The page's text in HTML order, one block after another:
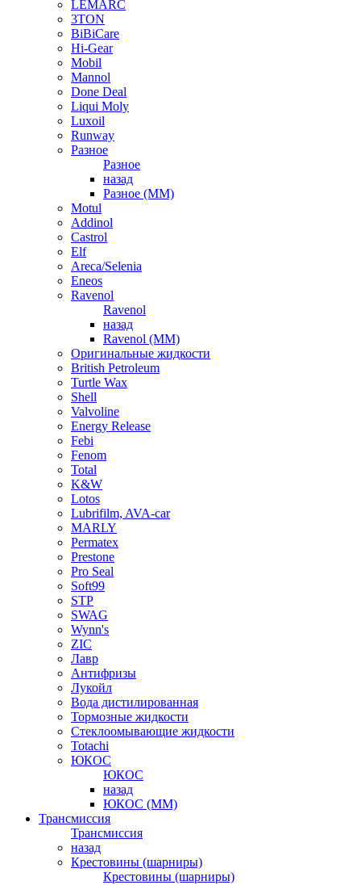
LEMARC
3TON
BiBiCare
Hi-Gear
Mobil
Mannol
Done Deal
Liqui Moly
Luxoil
Runway
Разное
Разное
назад
Разное (ММ)
Motul
Addinol
Castrol
Elf
Areca/Selenia
Eneos
Ravenol
Ravenol
назад
Ravenol (ММ)
Оригинальные жидкости
British Petroleum
Turtle Wax
Shell
Valvoline
Energy Release
Febi
Fenom
Total
K&W
Lotos
Lubrifilm, AVA-car
MARLY
Permatex
Prestone
Pro Seal
Soft99
STP
SWAG
Wynn's
ZIC
Лавр
Антифризы
Лукойл
Вода дистилированная
Тормозные жидкости
Стеклоомывающие жидкости
Totachi
ЮКОС
ЮКОС
назад
ЮКОС (ММ)
Трансмиссия
Трансмиссия
назад
Крестовины (шарниры)
Крестовины (шарниры)